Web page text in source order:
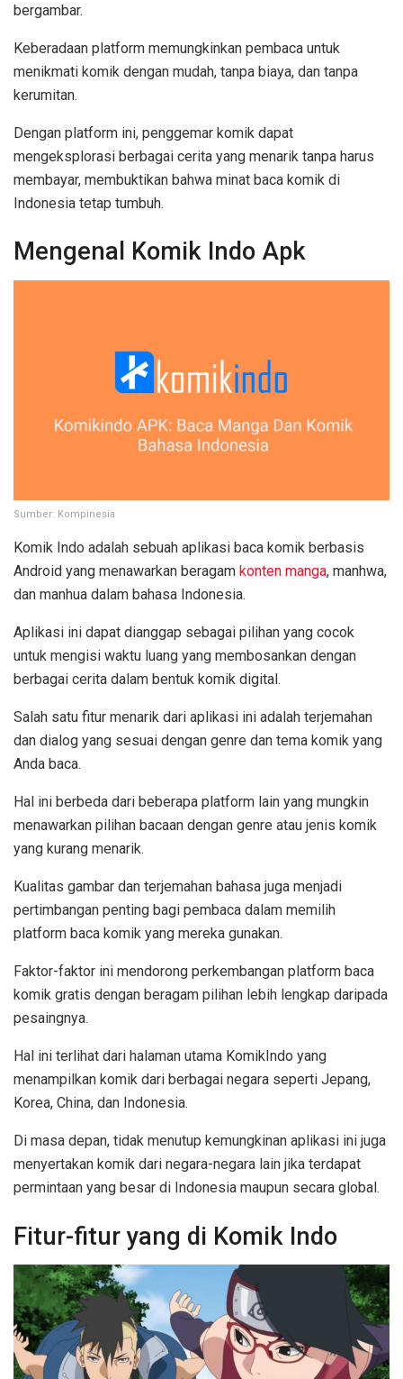
bergambar.
Keberadaan platform memungkinkan pembaca untuk
menikmati komik dengan mudah, tanpa biaya, dan tanpa
kerumitan.
Dengan platform ini, penggemar komik dapat
mengeksplorasi berbagai cerita yang menarik tanpa harus
membayar, membuktikan bahwa minat baca komik di
Indonesia tetap tumbuh.
Mengenal Komik Indo Apk
Sumber: Kompinesia
Komik Indo adalah sebuah aplikasi baca komik berbasis
Android yang menawarkan beragam konten manga, manhwa,
dan manhua dalam bahasa Indonesia.
Aplikasi ini dapat dianggap sebagai pilihan yang cocok
untuk mengisi waktu luang yang membosankan dengan
berbagai cerita dalam bentuk komik digital.
Salah satu fitur menarik dari aplikasi ini adalah terjemahan
dan dialog yang sesuai dengan genre dan tema komik yang
Anda baca.
Hal ini berbeda dari beberapa platform lain yang mungkin
menawarkan pilihan bacaan dengan genre atau jenis komik
yang kurang menarik.
Kualitas gambar dan terjemahan bahasa juga menjadi
pertimbangan penting bagi pembaca dalam memilih
platform baca komik yang mereka gunakan.
Faktor-faktor ini mendorong perkembangan platform baca
komik gratis dengan beragam pilihan lebih lengkap daripada
pesaingnya.
Hal ini terlihat dari halaman utama KomikIndo yang
menampilkan komik dari berbagai negara seperti Jepang,
Korea, China, dan Indonesia.
Di masa depan, tidak menutup kemungkinan aplikasi ini juga
menyertakan komik dari negara-negara lain jika terdapat
permintaan yang besar di Indonesia maupun secara global.
Fitur-fitur yang di Komik Indo